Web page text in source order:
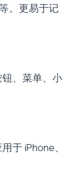
。更易于记
、菜单、小
于 iPhone、